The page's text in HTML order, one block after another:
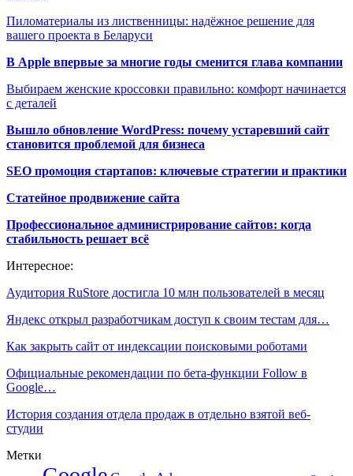
Пиломатериалы из лиственницы: надёжное решение для
вашего проекта в Беларуси
В Apple впервые за многие годы сменится глава компании
Выбираем женские кроссовки правильно: комфорт начинается
с деталей
Вышло обновление WordPress: почему устаревший сайт
становится проблемой для бизнеса
SEO промоция стартапов: ключевые стратегии и практики
Статейное продвижение сайта
Профессиональное администрирование сайтов: когда
стабильность решает всё
Интересное:
Аудитория RuStore достигла 10 млн пользователей в месяц
Яндекс открыл разработчикам доступ к своим тестам для…
Как закрыть сайт от индексации поисковыми роботами
Официальные рекомендации по бета-функции Follow в
Google…
История создания отдела продаж в отдельно взятой веб-
студии
Метки